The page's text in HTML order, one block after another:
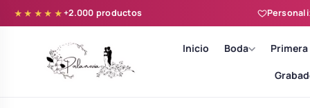
★★★★★+2.000 productos
Inicio Boda